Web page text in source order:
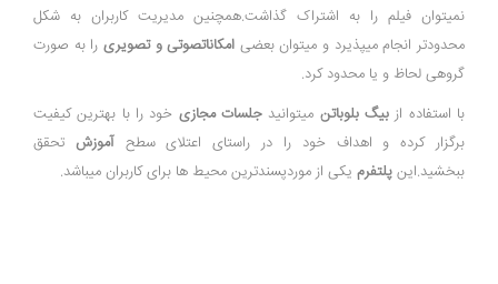
نمیتوان فیلم را به اشتراک گذاشت.همچنین مدیریت کاربران به شکل
محدودتر انجام میپذیرد و میتوان بعضی امکاناتصوتی و تصویری را به صورت
گروهی لحاظ و یا محدود کرد.
با استفاده از بیگ بلوباتن میتوانید جلسات مجازی خود را با بهترین کیفیت
برگزار کرده و اهداف خود را در راستای اعتلای سطح آموزش تحقق
ببخشید.این پلتفرم یکی از موردپسندترین محیط ها برای کاربران میباشد.